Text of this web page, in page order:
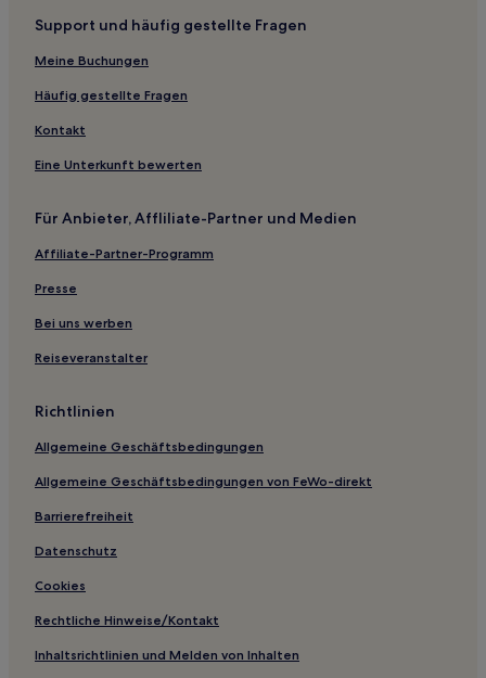
Hotels nahe Bahnhof Fukuoka Kashii Miyamae
Hotels nahe Station Meinohama
Hotels nahe Marine World Uminonakamichi
Hotels nahe Kindermuseum Fukuoka Anpanman
Tsuyazaki: Hotels
Hotels nahe Umizuri Marine Park
Hotels nahe Bahnhof Hakata
Imajuku Hotels
Ferienwohnungen in Strand Nogita
Hostels in Fukuoka
Ferienwohnungen in Fukuoka
Ryokans in Asakura
Hotels mit inbegriffenem Frühstück nahe Tennisplatz
Lgbtqia-Freundliche in Fukuoka
Support und häufig gestellte Fragen
Meine Buchungen
Häufig gestellte Fragen
Kontakt
Eine Unterkunft bewerten
Für Anbieter, Affliliate-Partner und Medien
Affiliate-Partner-Programm
Presse
Bei uns werben
Reiseveranstalter
Richtlinien
Allgemeine Geschäftsbedingungen
Allgemeine Geschäftsbedingungen von FeWo-direkt
Barrierefreiheit
Datenschutz
Cookies
Rechtliche Hinweise/Kontakt
Inhaltsrichtlinien und Melden von Inhalten